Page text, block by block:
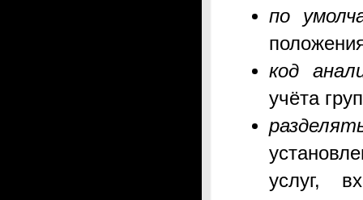
по
код
учёта
у
услуг,